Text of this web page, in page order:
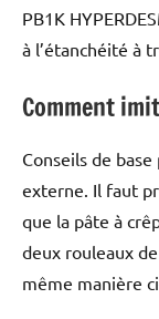
PB1K
à l’étanchéité à
Comment
Conseils de
externe. Il faut
que la pâte à
deux rouleaux
même manière